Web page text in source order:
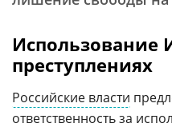
Использование
преступлениях
Российские власти
ответственность за